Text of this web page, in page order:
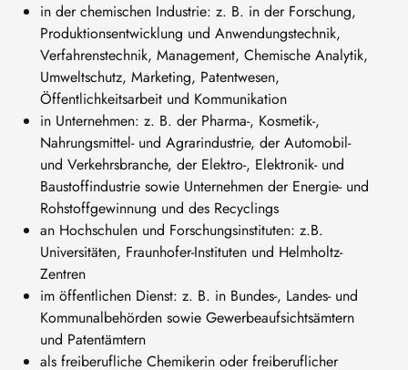
in der chemischen Industrie: z. B. in der Forschung,
Produktionsentwicklung und Anwendungstechnik,
Verfahrenstechnik, Management, Chemische Analytik,
Umweltschutz, Marketing, Patentwesen,
Öffentlichkeitsarbeit und Kommunikation
in Unternehmen: z. B. der Pharma-, Kosmetik-,
Nahrungsmittel- und Agrarindustrie, der Automobil-
und Verkehrsbranche, der Elektro-, Elektronik- und
Baustoffindustrie sowie Unternehmen der Energie- und
Rohstoffgewinnung und des Recyclings
an Hochschulen und Forschungsinstituten: z.B.
Universitäten, Fraunhofer-Instituten und Helmholtz-
Zentren
im öffentlichen Dienst: z. B. in Bundes-, Landes- und
Kommunalbehörden sowie Gewerbeaufsichtsämtern
und Patentämtern
als freiberufliche Chemikerin oder freiberuflicher